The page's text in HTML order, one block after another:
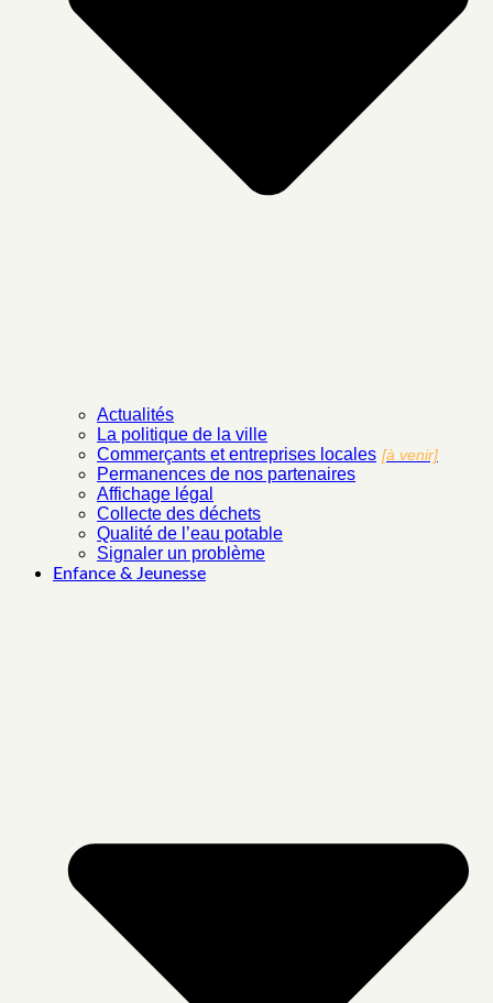
Actualités
La politique de la ville
Commerçants et entreprises locales [à venir]
Permanences de nos partenaires
Affichage légal
Collecte des déchets
Qualité de l’eau potable
Signaler un problème
Enfance & Jeunesse